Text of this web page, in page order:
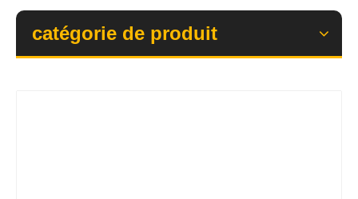
catégorie de produit